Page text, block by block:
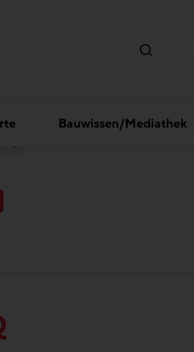
Bauwissen/Mediathek